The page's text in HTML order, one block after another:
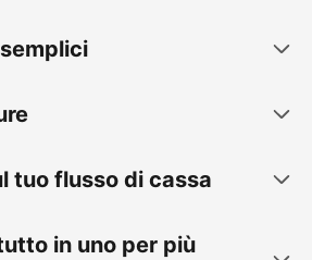
tuo flusso di cassa
in uno per più